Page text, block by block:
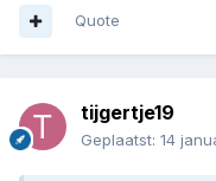
Quote
tijgertje19
Geplaatst: 14